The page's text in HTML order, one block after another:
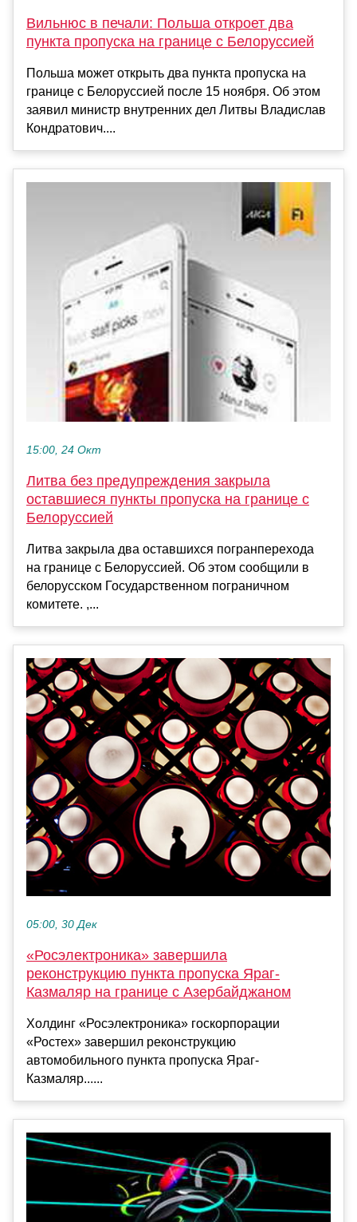
Вильнюс в печали: Польша откроет два
пункта пропуска на границе с Белоруссией
Польша может открыть два пункта пропуска на
границе с Белоруссией после 15 ноября. Об этом
заявил министр внутренних дел Литвы Владислав
Кондратович....
15:00, 24 Окт
Литва без предупреждения закрыла
оставшиеся пункты пропуска на границе с
Белоруссией
Литва закрыла два оставшихся погранперехода
на границе с Белоруссией. Об этом сообщили в
белорусском Государственном пограничном
комитете. ,...
05:00, 30 Дек
«Росэлектроника» завершила
реконструкцию пункта пропуска Яраг-
Казмаляр на границе с Азербайджаном
Холдинг «Росэлектроника» госкорпорации
«Ростех» завершил реконструкцию
автомобильного пункта пропуска Яраг-
Казмаляр......